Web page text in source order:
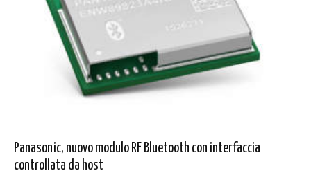
Panasonic, nuovo modulo RF Bluetooth con interfaccia
controllata da host